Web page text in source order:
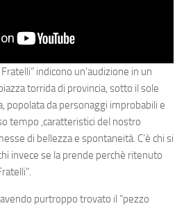
indicono un’audizione in un
torrida di provincia, sotto il sole
popolata da personaggi improbabili e
tempo ,caratteristici del nostro
di bellezza e spontaneità. C’è chi si
invece se la prende perchè ritenuto
purtroppo trovato il “pezzo